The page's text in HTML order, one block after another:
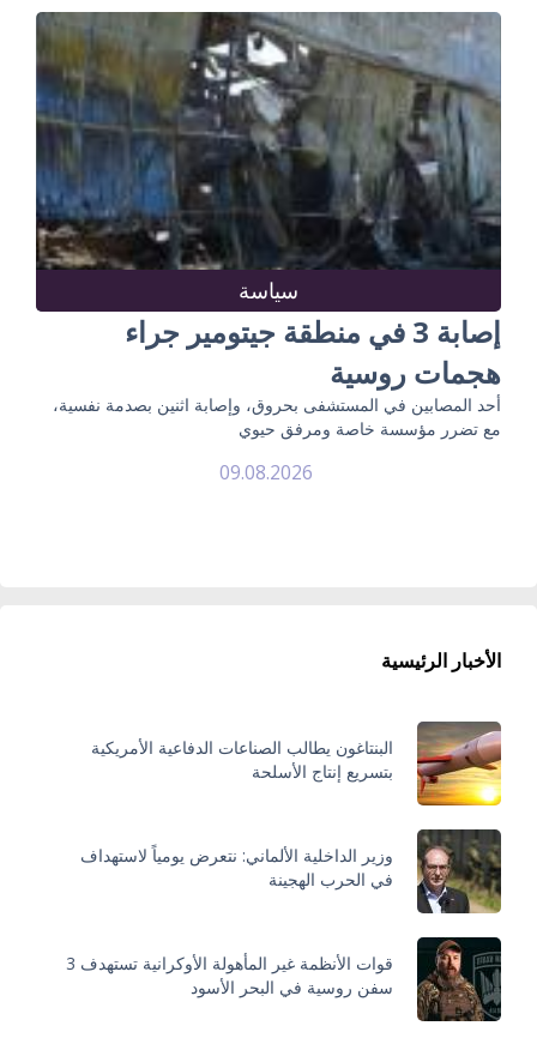
سياسة
إصابة 3 في منطقة جيتومير جراء
هجمات روسية
أحد المصابين في المستشفى بحروق، وإصابة اثنين بصدمة نفسية،
مع تضرر مؤسسة خاصة ومرفق حيوي
09.08.2026
الأخبار الرئيسية
البنتاغون يطالب الصناعات الدفاعية الأمريكية
بتسريع إنتاج الأسلحة
وزير الداخلية الألماني: نتعرض يومياً لاستهداف
في الحرب الهجينة
قوات الأنظمة غير المأهولة الأوكرانية تستهدف 3
سفن روسية في البحر الأسود